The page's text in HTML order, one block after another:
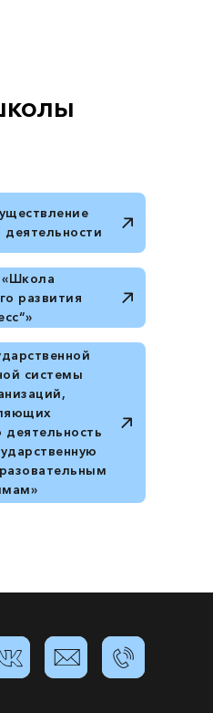
системы
деятельность
развития
деятельности